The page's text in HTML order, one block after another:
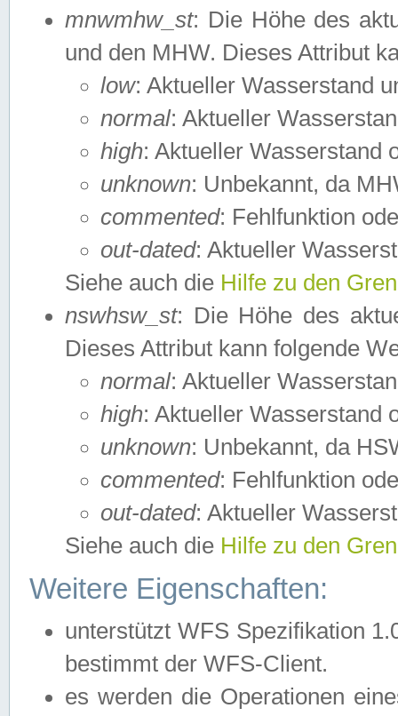
mnwmhw_st: Die Höhe des
und den MHW. Dieses Attribut
low: Aktueller Wasserstand
normal: Aktueller
high: Aktueller Wasserstand
unknown: Unbekannt, da
commented: Fehlfunktion
out-dated: Aktueller
Siehe auch die Hilfe zu den
nswhsw_st: Die Höhe des
Dieses Attribut kann folgende
normal: Aktueller
high: Aktueller Wasserstand
unknown: Unbekannt, da
commented: Fehlfunktion
out-dated: Aktueller
Siehe auch die Hilfe zu den
Weitere Eigenschaften:
unterstützt WFS Spezifikation
bestimmt der WFS-Client.
es werden die Operationen